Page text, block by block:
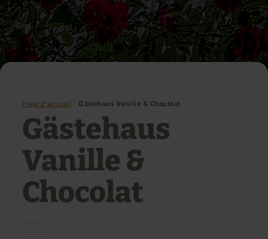
Page d'accueil Gästehaus Vanille & Chocolat
Gästehaus
Vanille &
Chocolat